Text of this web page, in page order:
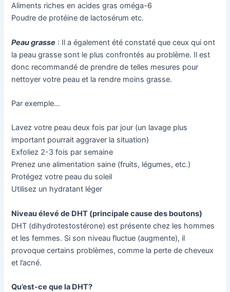
Aliments riches en acides gras oméga-6
Poudre de protéine de lactosérum etc.
Peau grasse : Il a également été constaté que ceux qui ont
la peau grasse sont le plus confrontés au problème. Il est
donc recommandé de prendre de telles mesures pour
nettoyer votre peau et la rendre moins grasse.
Par exemple…
Lavez votre peau deux fois par jour (un lavage plus
important pourrait aggraver la situation)
Exfoliez 2-3 fois par semaine
Prenez une alimentation saine (fruits, légumes, etc.)
Protégez votre peau du soleil
Utilisez un hydratant léger
Niveau élevé de DHT (principale cause des boutons)
DHT (dihydrotestostérone) est présente chez les hommes
et les femmes. Si son niveau fluctue (augmente), il
provoque certains problèmes, comme la perte de cheveux
et l’acné.
Qu’est-ce que la DHT?